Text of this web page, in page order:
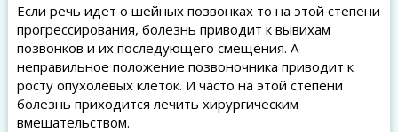
Если речь идет о шейных позвонках то на этой степени
прогрессирования, болезнь приводит к вывихам
позвонков и их последующего смещения. А
неправильное положение позвоночника приводит к
росту опухолевых клеток. И часто на этой степени
болезнь приходится лечить хирургическим
вмешательством.